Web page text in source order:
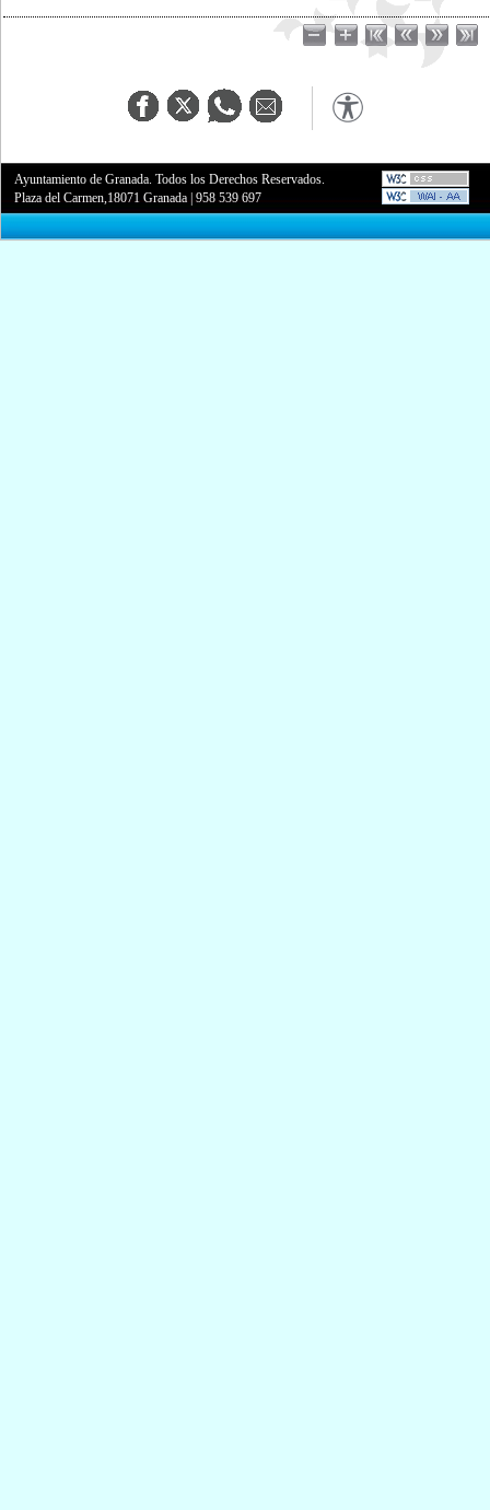
Ayuntamiento de Granada. Todos los Derechos Reservados.
Plaza del Carmen,18071 Granada |958 539 697